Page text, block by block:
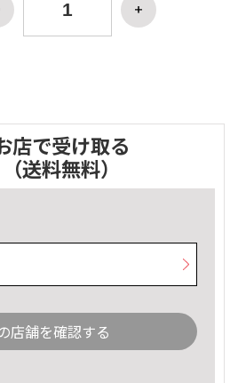
店で受け取る
（送料無料）
店舗を確認する